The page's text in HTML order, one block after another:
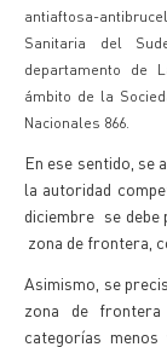
antiaftosa-
Sanitaria del
departamento de
ámbito de la
Nacionales 866.
En ese sentido, se
la autoridad
diciembre se debe
zona de frontera,
Asimismo, se
zona de
categorías